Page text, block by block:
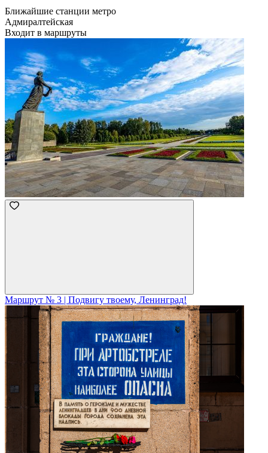
Ближайшие станции метро
Адмиралтейская
Входит в маршруты
Маршрут № 3 | Подвигу твоему, Ленинград!